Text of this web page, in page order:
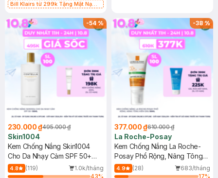
Bill Klairs từ 299k Tặng Mặt Nạ
25ml (SL Có Hạn)
-54%
230.000 ₫495.000 ₫
Skin1004
Kem Chống Nắng Skin1004
Cho Da Nhạy Cảm SPF 50+
50ml
4.8 (119)
1.0k/tháng
43%
-38%
377.000 ₫610.000 ₫
La Roche-Posay
Kem Chống Nắng La Roche-
Posay Phổ Rộng, Nâng Tông
Kiềm Dầu 50ml
4.9 (28)
683/tháng
17%